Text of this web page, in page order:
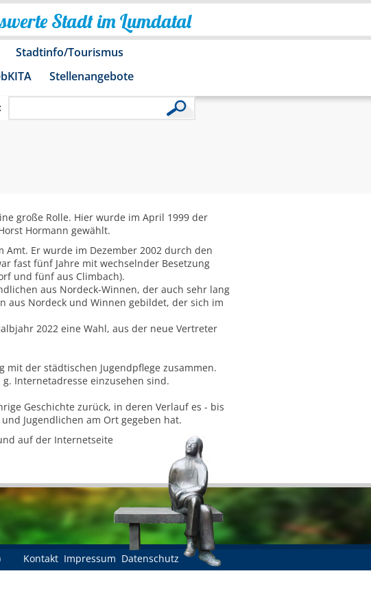
Stadt im Lumdatal
Stadtinfo/Tourismus
Stellenangebote
große Rolle. Hier wurde im April 1999 der
Hormann gewählt.
Er wurde im Dezember 2002 durch den
fast fünf Jahre mit wechselnder Besetzung
und fünf aus Climbach).
aus Nordeck-Winnen, der auch sehr lang
aus Nordeck und Winnen gebildet, der sich im
2022 eine Wahl, aus der neue Vertreter
mit der städtischen Jugendpflege zusammen.
Internetadresse einzusehen sind.
Geschichte zurück, in deren Verlauf es - bis
Jugendlichen am Ort gegeben hat.
auf der Internetseite
Kontakt Impressum Datenschutz